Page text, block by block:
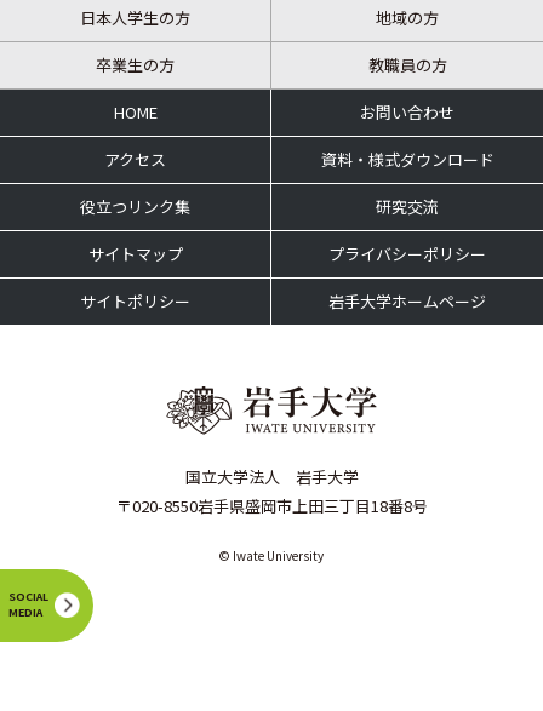
SOCIAL
MEDIA
日本人学生の方 地域の方
卒業生の方 教職員の方
HOME お問い合わせ
アクセス 資料・様式ダウンロード
役立つリンク集 研究交流
サイトマップ プライバシーポリシー
サイトポリシー 岩手大学ホームページ
国立大学法人 岩手大学
〒020-8550岩手県盛岡市上田三丁目18番8号
© Iwate University